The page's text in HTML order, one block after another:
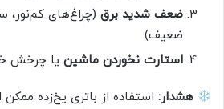
ضعف شدید برق (چراغ‌های کم‌نور،
ضعیف)
استارت نخوردن ماشین یا چرخش
هشدار: استفاده از باتری یخ‌زده